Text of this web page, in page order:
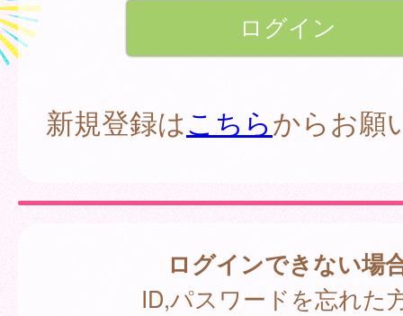
新規登録はこちらからお願
ログインできない場
ID,パスワードを忘れた